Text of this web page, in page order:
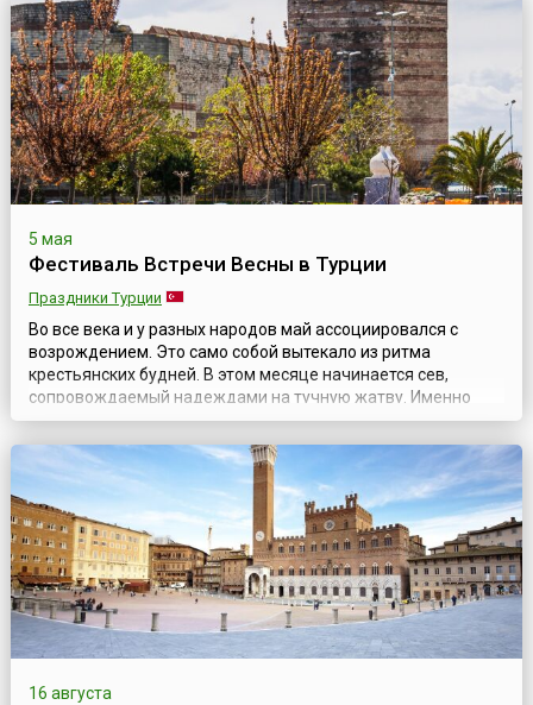
районах Греции, где сохранились или были восстановлены
древние традиции наряжаться. Так...
5 мая
Фестиваль Встречи Весны в Турции
Праздники Турции
Во все века и у разных народов май ассоциировался с
возрождением. Это само собой вытекало из ритма
крестьянских будней. В этом месяце начинается сев,
сопровождаемый надеждами на тучную жатву. Именно
тогда закладываются семена будущего урожая, а значит и
имущественного достатка семьи. Наконец, в последний
месяц весны все вокруг поражает глаз буйством красок,
некогда вызывавшим столько сказаний об е...
16 августа